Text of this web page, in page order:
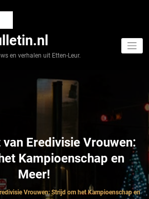
en verhalen uit Etten-Leur.
Eredivisie Vrouwen:
Kampioenschap en
Meer!
Vrouwen: Strijd om het Kampioenschap en